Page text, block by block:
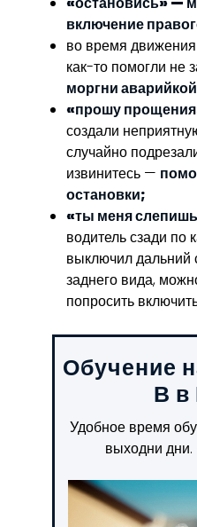
включение
во время движения
как-то помогли не
моргни
«прошу
создали
случайно
извинитесь —
остановки;
«ты меня
водитель сзади по
выключил дальний
заднего вида,
попросить
Обучение
В в
Удобное время
выходни дни.